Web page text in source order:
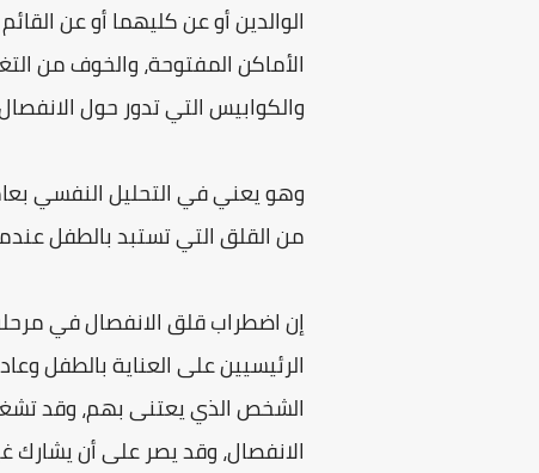
الوالدين أو عن كليهما أو عن
الأماكن المفتوحة، والخوف من
والكوابيس التي تدور حول
وهو يعني في التحليل النفسي
من القلق التي تستبد بالطفل
إن اضطراب قلق الانفصال في
الرئيسيين على العناية بالطفل
الشخص الذي يعتنى بهم، وقد
الانفصال، وقد يصر على أن